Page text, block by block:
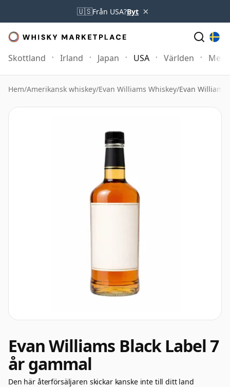
🇺🇸Från USA?Byt ×
Skottland Irland Japan USA Världen Mer
Hem/Amerikansk whiskey/Evan Williams Whiskey/Evan
Evan Williams Black Label 7
år gammal
Den här återförsäljaren skickar kanske inte till ditt land